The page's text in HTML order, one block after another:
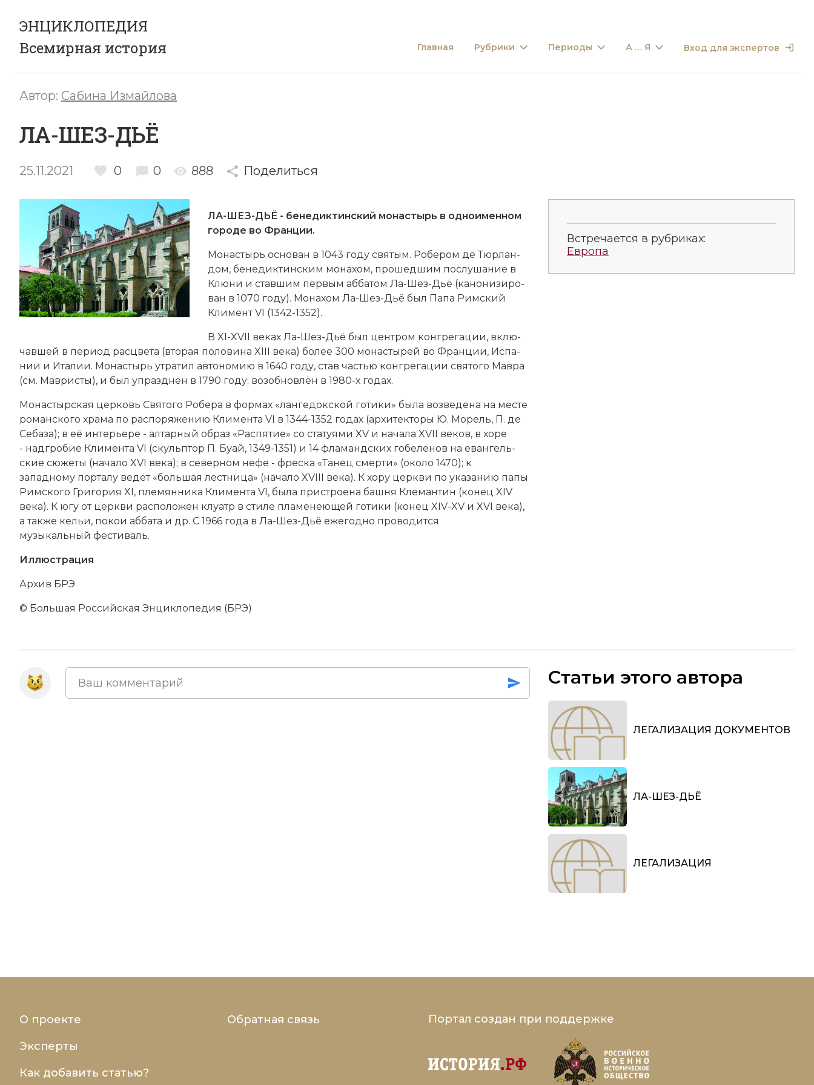
ЭНЦИКЛОПЕДИЯ
Всемирная история
Главная Рубрики Периоды А … Я Вход для экспертов
Автор: Сабина Измайлова
ЛА-ШЕЗ-ДЬЁ
25.11.2021 0 0 888 Поделиться
ЛА-ШЕЗ-ДЬЁ - бенедиктинский монастырь в одноименном
городе во Франции.
Мо­на­стырь ос­но­ван в 1043 году святым. Ро­бе­ром де Тюр­лан­
дом, бе­не­дик­тин­ским мо­на­хом, про­шед­шим по­слу­ша­ние в
Клю­ни и став­шим пер­вым аб­ба­том Ла-Шез-Дьё (ка­но­ни­зи­ро­
ван в 1070 году). Мо­на­хом Ла-Шез-Дьё был Па­па Рим­ский
Кли­мент VI (1342-1352).
В XI-XVII веках Ла-Шез-Дьё был цен­тром кон­гре­га­ции, вклю­
чав­шей в пе­ри­од рас­цве­та (вторая половина XIII века) бо­лее 300 мо­на­сты­рей во Фран­ции, Ис­па­
нии и Ита­лии. Мо­на­стырь ут­ра­тил ав­то­но­мию в 1640 году, став ча­стью кон­гре­га­ции святого Мав­ра
(см. Мав­ри­сты), и был уп­разд­нён в 1790 году; во­зоб­нов­лён в 1980-х годах.
Мо­на­стыр­ская церковь Святого Ро­бе­ра в фор­мах «лан­ге­док­ской го­ти­ки» бы­ла воз­ве­де­на на мес­те
ро­ман­ско­го хра­ма по рас­по­ря­же­нию Кли­мен­та VI в 1344-1352 годах (ар­хи­тек­то­ры Ю. Мо­рель, П. де
Се­ба­за); в её ин­терь­е­ре - ал­тар­ный об­раз «Рас­пя­тие» со ста­туя­ми XV и начала XVII веков, в хо­ре
- над­гро­бие Кли­мен­та VI (скульп­тор П. Бу­ай, 1349-1351) и 14 фламандских го­бе­ле­нов на еван­гель­
ские сю­же­ты (начало XVI века); в северном нефе - фре­ска «Та­нец смер­ти» (около 1470); к
западному пор­та­лу ве­дёт «боль­шая ле­ст­ни­ца» (начало XVIII века). К хо­ру церк­ви по ука­за­нию па­пы
Рим­ско­го Гри­го­рия XI, пле­мян­ни­ка Кли­мен­та VI, бы­ла при­строе­на баш­ня Кле­ман­тин (конец XIV
века). К югу от церк­ви рас­по­ло­жен клу­атр в сти­ле пламенеющей го­ти­ки (конец XIV-XV и XVI века),
а так­же ке­льи, по­кои аб­бата и др. С 1966 года в Ла-Шез-Дьё еже­год­но про­во­дит­ся
музыкальный фес­ти­валь.
Иллюстрация
Архив БРЭ
© Большая Российская Энциклопедия (БРЭ)
Встречается в рубриках:
Европа
Статьи этого автора
ЛЕГАЛИЗАЦИЯ ДОКУМЕНТОВ
ЛА-ШЕЗ-ДЬЁ
ЛЕГАЛИЗАЦИЯ
О проекте
Эксперты
Как добавить статью?
Обратная связь Портал создан при поддержке